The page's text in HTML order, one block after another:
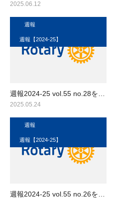
2025.06.12
週報2024-25 vol.55 no.28を…
2025.05.24
週報
週報【2024-25】
週報2024-25 vol.55 no.26を…
週報
週報【2024-25】